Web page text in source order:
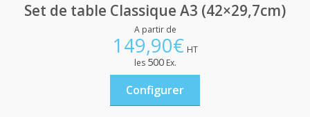
Set de table Classique A3 (42×29,7cm)
A partir de
149,90€ HT
les 500Ex.
Configurer